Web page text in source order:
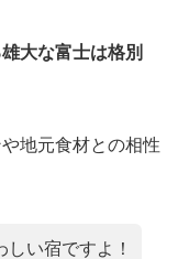
大な富士は格別
地元食材との相性
い宿ですよ！